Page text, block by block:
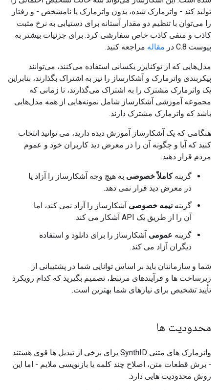
تولید کند - واترمارک شده، بدون واترمارک یا نامشخص - و رفتار
را می‌توان با تنظیم دو مقدار آستانه برای دستیابی به نرخ مثبت
کاذب و منفی کاذب خاص سفارشی کرد. برای جزئیات بیشتر به
پیوست C.8 در
مقاله مراجعه کنید.
مدل‌هایی که از توکنایزر یکسانی استفاده می‌کنند، می‌توانند
پیکربندی واترمارک و آشکارساز را نیز به اشتراک بگذارند، بنابراین
یک واترمارک مشترک را به اشتراک می‌گذارند، تا زمانی که
مجموعه آموزشی آشکارساز شامل نمونه‌هایی از همه مدل‌هایی
باشد که واترمارک مشترک دارند.
هنگامی که یک آشکارساز آموزش دیده دارید، می توانید انتخاب
کنید که آیا و چگونه آن را در معرض دید کاربران خود و عموم
مردم قرار دهید.
گزینهکاملاً خصوصی به هیچ وجه آشکارساز را آزاد یا
در معرض دید قرار نمی دهد.
گزینه نیمه خصوصی آشکارساز را آزاد نمی کند، اما
آن را از طریق یک API آشکار می کند.
گزینه عمومی آشکارساز را برای دانلود و استفاده
دیگران آزاد می کند.
شما و سازمانتان باید بر اساس توانایی شما در پشتیبانی از
زیرساخت ها و فرآیندهای مرتبط، تصمیم بگیرید که کدام رویکرد
تأیید تشخیص برای نیازهای شما بهترین است.
محدودیت ها
واترمارک های متنی SynthID برای برخی از تبدیل ها قوی هستند
- برش قطعات متن، اصلاح چند کلمه یا بازنویسی ملایم - اما این
روش محدودیت هایی دارد.